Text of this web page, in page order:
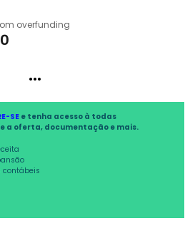
overfunding
...
SEe tenha acesso à todas
a oferta, documentação e mais.
contábeis